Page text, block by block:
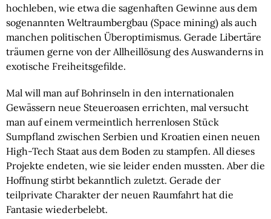
hochleben, wie etwa die sagenhaften Gewinne aus dem
sogenannten Weltraumbergbau (Space mining) als auch
manchen politischen Überoptimismus. Gerade Libertäre
träumen gerne von der Allheillösung des Auswanderns in
exotische Freiheitsgefilde.
Mal will man auf Bohrinseln in den internationalen
Gewässern neue Steueroasen errichten, mal versucht
man auf einem vermeintlich herrenlosen Stück
Sumpfland zwischen Serbien und Kroatien einen neuen
High-Tech Staat aus dem Boden zu stampfen. All dieses
Projekte endeten, wie sie leider enden mussten. Aber die
Hoffnung stirbt bekanntlich zuletzt. Gerade der
teilprivate Charakter der neuen Raumfahrt hat die
Fantasie wiederbelebt.